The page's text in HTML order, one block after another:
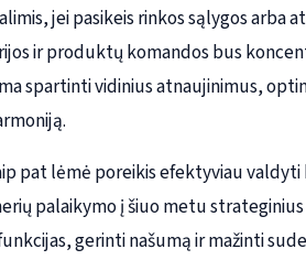
jei pasikeis rinkos sąlygos
ir produktų komandos bus
spartinti vidinius atnaujinimus,
pat lėmė poreikis efektyviau
palaikymo į šiuo metu
gerinti našumą ir mažinti